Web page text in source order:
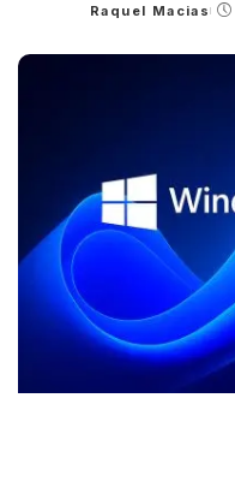
Posted
Raquel Macias